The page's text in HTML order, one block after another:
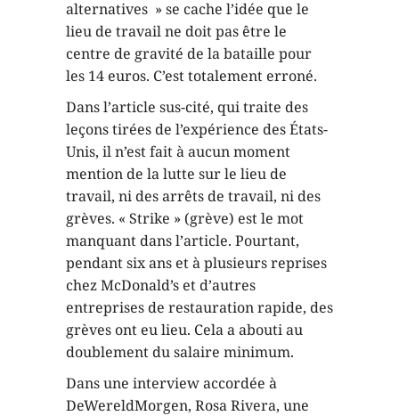
alternatives » se cache l’idée que le
lieu de travail ne doit pas être le
centre de gravité de la bataille pour
les 14 euros. C’est totalement erroné.
Dans l’article sus-cité, qui traite des
leçons tirées de l’expérience des États-
Unis, il n’est fait à aucun moment
mention de la lutte sur le lieu de
travail, ni des arrêts de travail, ni des
grèves. « Strike » (grève) est le mot
manquant dans l’article. Pourtant,
pendant six ans et à plusieurs reprises
chez McDonald’s et d’autres
entreprises de restauration rapide, des
grèves ont eu lieu. Cela a abouti au
doublement du salaire minimum.
Dans une interview accordée à
DeWereldMorgen, Rosa Rivera, une